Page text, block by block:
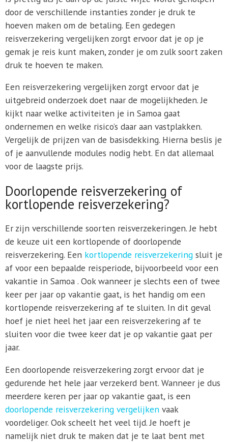
door de verschillende instanties zonder je druk te
hoeven maken om de betaling. Een gedegen
reisverzekering vergelijken zorgt ervoor dat je op je
gemak je reis kunt maken, zonder je om zulk soort zaken
druk te hoeven te maken.
Een reisverzekering vergelijken zorgt ervoor dat je
uitgebreid onderzoek doet naar de mogelijkheden. Je
kijkt naar welke activiteiten je in Samoa gaat
ondernemen en welke risico’s daar aan vastplakken.
Vergelijk de prijzen van de basisdekking. Hierna beslis je
of je aanvullende modules nodig hebt. En dat allemaal
voor de laagste prijs.
Doorlopende reisverzekering of
kortlopende reisverzekering?
Er zijn verschillende soorten reisverzekeringen. Je hebt
de keuze uit een kortlopende of doorlopende
reisverzekering. Een kortlopende reisverzekeringsluit je
af voor een bepaalde reisperiode, bijvoorbeeld voor een
vakantie in Samoa . Ook wanneer je slechts een of twee
keer per jaar op vakantie gaat, is het handig om een
kortlopende reisverzekering af te sluiten. In dit geval
hoef je niet heel het jaar een reisverzekering af te
sluiten voor die twee keer dat je op vakantie gaat per
jaar.
Een doorlopende reisverzekering zorgt ervoor dat je
gedurende het hele jaar verzekerd bent. Wanneer je dus
meerdere keren per jaar op vakantie gaat, is een
doorlopende reisverzekering vergelijkenvaak
voordeliger. Ook scheelt het veel tijd. Je hoeft je
namelijk niet druk te maken dat je te laat bent met